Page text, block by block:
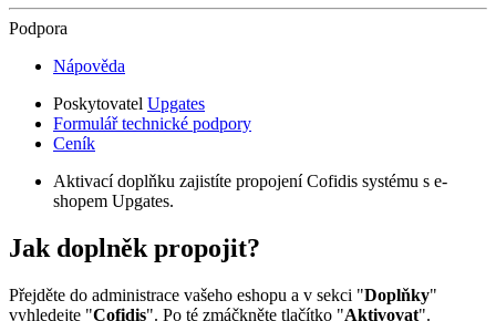
Podpora
Nápověda
Poskytovatel Upgates
Formulář technické podpory
Ceník
Aktivací doplňku zajistíte propojení Cofidis systému s e-
shopem Upgates.
Jak doplněk propojit?
Přejděte do administrace vašeho eshopu a v sekci "Doplňky"
vyhledejte "Cofidis". Po té zmáčkněte tlačítko "Aktivovat".